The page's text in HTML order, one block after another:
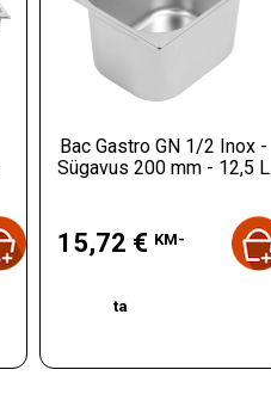
Bac Gastro GN 1/2 Inox -
Sügavus 200 mm - 12,5 L
15,72 € KM-
ta